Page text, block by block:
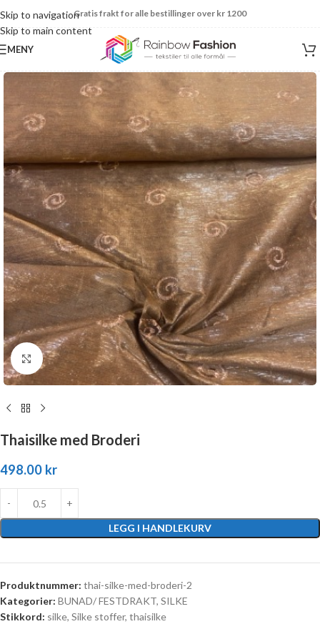
Skip to navigation
Skip to main content
Gratis frakt for alle bestillinger over kr 1200
MENY
Click to enlarge
Thaisilke med Broderi
498.00 kr
LEGG I HANDLEKURV
Produktnummer: thai-silke-med-broderi-2
Kategorier: BUNAD/ FESTDRAKT, SILKE
Stikkord: silke, Silke stoffer, thaisilke